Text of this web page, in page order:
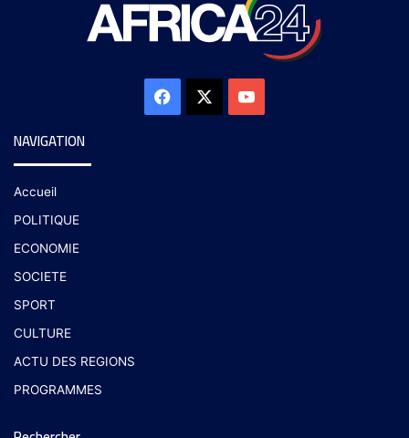
NAVIGATION
Accueil
POLITIQUE
ECONOMIE
SOCIETE
SPORT
CULTURE
ACTU DES REGIONS
PROGRAMMES